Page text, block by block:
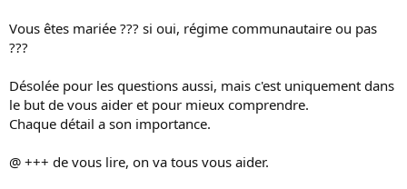
Vous êtes mariée ??? si oui, régime communautaire ou pas
???
Désolée pour les questions aussi, mais c'est uniquement dans
le but de vous aider et pour mieux comprendre.
Chaque détail a son importance.
@ +++ de vous lire, on va tous vous aider.